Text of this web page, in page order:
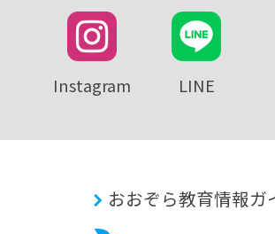
Instagram LINE
おおぞら教育情報ガ